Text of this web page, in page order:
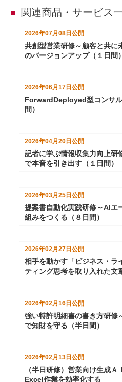
■ 関連商品・サービス
2026年07月08日公開
共創型営業研修～顧客と共に
のバージョンアップ（１日間）
2026年06月17日 公開
ForwardDeployed型コンサ
間）
2026年04月20日 公開
記者に学ぶ情報収集力向上研
で本音を引き出す（１日間）
2026年03月25日 公開
提案書自動化実践研修～AI
組みをつくる（８日間）
2026年02月27日 公開
相手を動かす「ビジネス・ラ
ティング思考を取り入れた文
2026年02月16日公開
強い特許明細書の書き方研修
で知財を守る（半日間）
2026年02月13日公開
（半日研修）営業向け生成Ａ
Excel作業を効率化する